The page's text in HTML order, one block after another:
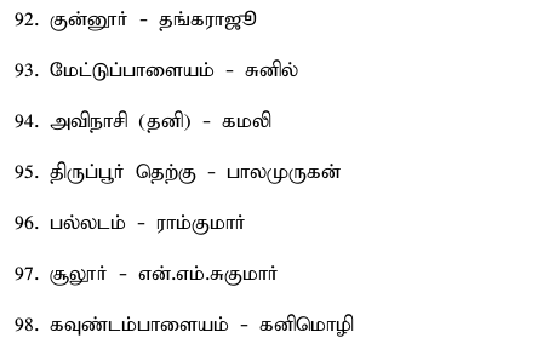
92. குன்னூர் - தங்கராஜூ
93. மேட்டுப்பாளையம் - சுனில்
94. அவிநாசி (தனி) - கமலி
95. திருப்பூர் தெற்கு - பாலமுருகன்
96. பல்லடம் - ராம்குமார்
97. சூலூர் - என்.எம்.சுகுமார்
98. கவுண்டம்பாளையம் - கனிமொழி